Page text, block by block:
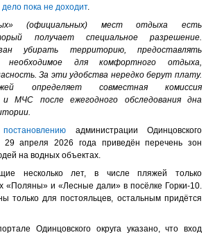
пока не доходит.
(официальных) мест отдыха есть
получает специальное разрешение.
убирать территорию, предоставлять
для комфортного отдыха,
За эти удобства нередко берут плату.
определяет совместная комиссия
и МЧС после ежегодного обследования дна
постановлению администрации Одинцовского
апреля 2026 года приведён перечень зон
на водных объектах.
несколько лет, в числе пляжей только
«Поляны» и «Лесные дали» в посёлке Горки-10.
только для постояльцев, остальным придётся
Одинцовского округа указано, что вход